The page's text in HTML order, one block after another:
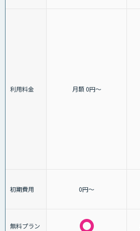
利用料金 月額 0円～
初期費用 0円～
無料プラン